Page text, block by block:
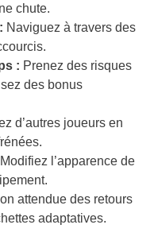
chute.
Naviguez à travers des
: Prenez des risques
des bonus
d’autres joueurs en
Modifiez l’apparence de
attendue des retours
adaptatives.